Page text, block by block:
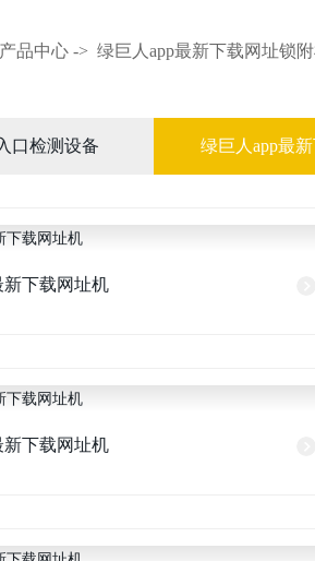
产品中心 -> 绿巨人app最新下载网址锁
口检测设备 绿巨人app最
新下载网址机
新下载网址机